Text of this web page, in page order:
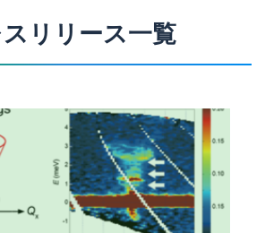
リリース一覧